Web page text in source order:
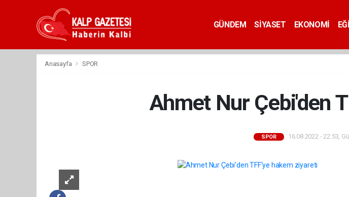
GÜNDEM SİYASET EKONOMİ
Anasayfa SPOR
Ahmet Nur Çebi'den
SPOR 16.08.2022 - 22:53,